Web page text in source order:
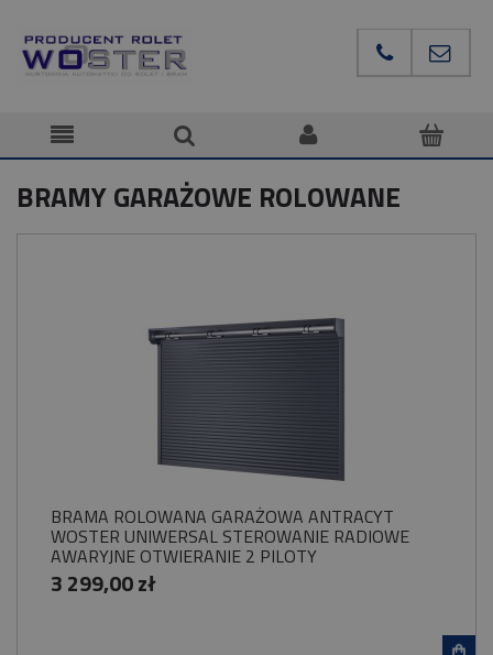
BRAMY GARAŻOWE ROLOWANE
BRAMA ROLOWANA GARAŻOWA ANTRACYT
WOSTER UNIWERSAL STEROWANIE RADIOWE
AWARYJNE OTWIERANIE 2 PILOTY
3 299,00 zł